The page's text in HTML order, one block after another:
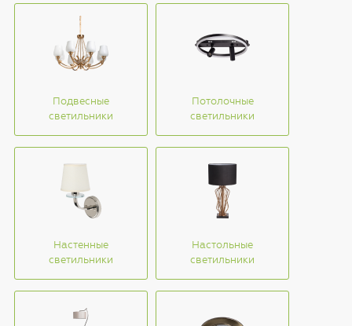
Подвесные
светильники
Потолочные
светильники
Настенные
светильники
Настольные
светильники